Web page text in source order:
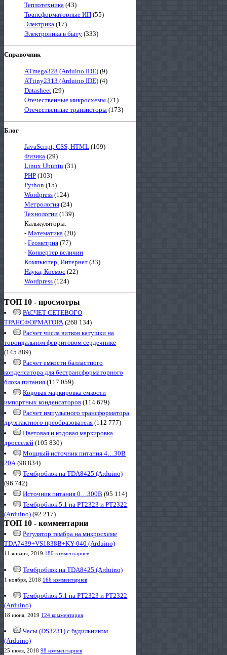
Теплотехника (43)
Трансформаторные ИП (55)
Электрика (17)
Электроника в быту (333)
Справочник
ATmega328 (Arduino IDE) (9)
ATtiny2313 (Arduino IDE) (4)
Datasheet (29)
Отечественные микросхемы (71)
Отечественные транзисторы (173)
Блог
JavaScript, CSS, HTML (109)
Физика (29)
Linux Ubuntu (31)
PHP (103)
Python (15)
Wordpress (124)
Метрология (24)
Технологии (139)
Калькуляторы:
- Математика (20)
- Геометрия (77)
- Конвертер величин
Компьютер, Интернет (33)
Наука, Космос (22)
Wordpress (124)
ТОП 10 - просмотры
РАСЧЕТ СЕТЕВОГО
ТРАНСФОРМАТОРА(268 134)
Расчет числа витков катушки на
тороидальном ферритовом сердечнике
(145 889)
Расчет емкости балластного
конденсатора для бестрансформаторного
блока питания (117 059)
Кодовая маркировка емкости
импортных конденсаторов (114 679)
Расчет импульсного трансформатора
двухтактного преобразователя (112 777)
Цветовая и кодовая маркировка
дросселей (105 830)
Мощный источник питания 4…30В
20А(98 834)
Темброблок на TDA8425 (Arduino)
(96 742)
Источник питания 0…300В (95 114)
Темброблок 5.1 на PT2323 и PT2322
(Arduino) (92 217)
ТОП 10 - комментарии
Регулятор тембра на микросхеме
TDA7439+VS1838B+KY-040 (Arduino)
11 января, 2019 180 комментариев
Темброблок на TDA8425 (Arduino)
1 ноября, 2018 166 комментариев
Темброблок 5.1 на PT2323 и PT2322
(Arduino)
18 июня, 2019 124 комментария
Часы (DS3231) с будильником
(Arduino)
25 июля, 2018 98 комментариев